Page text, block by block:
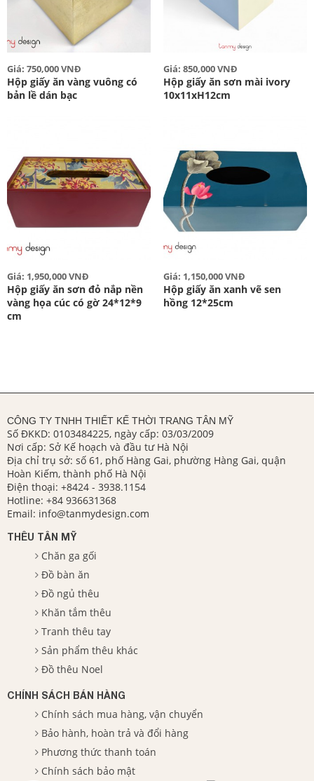
Giá: 750,000 VNĐ
Hộp giấy ăn vàng vuông có
bản lề dán bạc
Giá: 850,000 VNĐ
Hộp giấy ăn sơn mài ivory
10x11xH12cm
Giá: 1,950,000 VNĐ
Hộp giấy ăn sơn đỏ nắp nền
vàng họa cúc có gờ 24*12*9
cm
Giá: 1,150,000 VNĐ
Hộp giấy ăn xanh vẽ sen
hồng 12*25cm
CÔNG TY TNHH THIẾT KẾ THỜI TRANG TÂN MỸ
Số ĐKKD: 0103484225, ngày cấp: 03/03/2009
Nơi cấp: Sở Kế hoạch và đầu tư Hà Nội
Địa chỉ trụ sở: số 61, phố Hàng Gai, phường Hàng Gai, quận
Hoàn Kiếm, thành phố Hà Nội
Điện thoại: +8424 - 3938.1154
Hotline: +84 936631368
Email: info@tanmydesign.com
THÊU TÂN MỸ
Chăn ga gối
Đồ bàn ăn
Đồ ngủ thêu
Khăn tắm thêu
Tranh thêu tay
Sản phẩm thêu khác
Đồ thêu Noel
CHÍNH SÁCH BÁN HÀNG
Chính sách mua hàng, vận chuyển
Bảo hành, hoàn trả và đổi hàng
Phương thức thanh toán
Chính sách bảo mật